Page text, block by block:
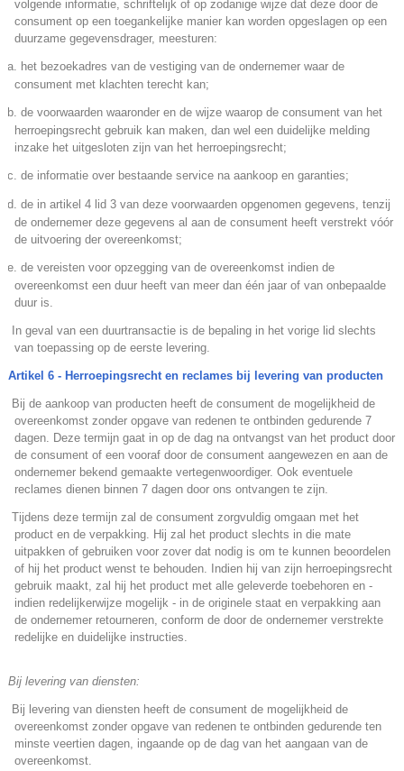
volgende informatie, schriftelijk of op zodanige wijze dat deze door de
consument op een toegankelijke manier kan worden opgeslagen op een
duurzame gegevensdrager, meesturen:
a. het bezoekadres van de vestiging van de ondernemer waar de
consument met klachten terecht kan;
b. de voorwaarden waaronder en de wijze waarop de consument van het
herroepingsrecht gebruik kan maken, dan wel een duidelijke melding
inzake het uitgesloten zijn van het herroepingsrecht;
c. de informatie over bestaande service na aankoop en garanties;
d. de in artikel 4 lid 3 van deze voorwaarden opgenomen gegevens, tenzij
de ondernemer deze gegevens al aan de consument heeft verstrekt vóór
de uitvoering der overeenkomst;
e. de vereisten voor opzegging van de overeenkomst indien de
overeenkomst een duur heeft van meer dan één jaar of van onbepaalde
duur is.
In geval van een duurtransactie is de bepaling in het vorige lid slechts
van toepassing op de eerste levering.
Artikel 6 - Herroepingsrecht en reclames bij levering van producten
Bij de aankoop van producten heeft de consument de mogelijkheid de
overeenkomst zonder opgave van redenen te ontbinden gedurende 7
dagen. Deze termijn gaat in op de dag na ontvangst van het product door
de consument of een vooraf door de consument aangewezen en aan de
ondernemer bekend gemaakte vertegenwoordiger. Ook eventuele
reclames dienen binnen 7 dagen door ons ontvangen te zijn.
Tijdens deze termijn zal de consument zorgvuldig omgaan met het
product en de verpakking. Hij zal het product slechts in die mate
uitpakken of gebruiken voor zover dat nodig is om te kunnen beoordelen
of hij het product wenst te behouden. Indien hij van zijn herroepingsrecht
gebruik maakt, zal hij het product met alle geleverde toebehoren en -
indien redelijkerwijze mogelijk - in de originele staat en verpakking aan
de ondernemer retourneren, conform de door de ondernemer verstrekte
redelijke en duidelijke instructies.
Bij levering van diensten:
Bij levering van diensten heeft de consument de mogelijkheid de
overeenkomst zonder opgave van redenen te ontbinden gedurende ten
minste veertien dagen, ingaande op de dag van het aangaan van de
overeenkomst.